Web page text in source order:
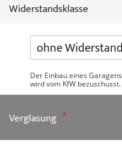
Widerstandsklasse
Der Einbau eines
wird vom KfW bezuschusst.
Verglasung